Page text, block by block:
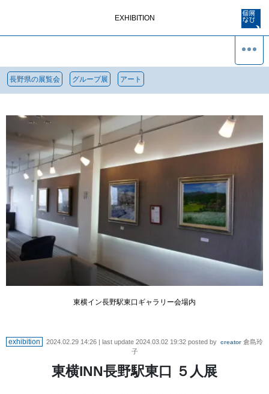
EXHIBITION
長野県の展覧会 グループ展 アート
東横イン長野駅東口ギャラリー会場内
exhibition 2024.02.29 14:26 | last update 2024.03.02 19:32 posted by creator 倉島玲
子
東横INN長野駅東口 ５人展